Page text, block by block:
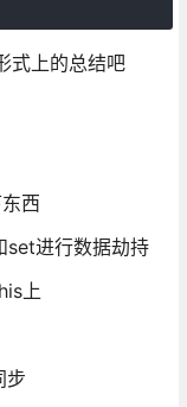
式上的总结吧
西
进行数据劫持
上
步